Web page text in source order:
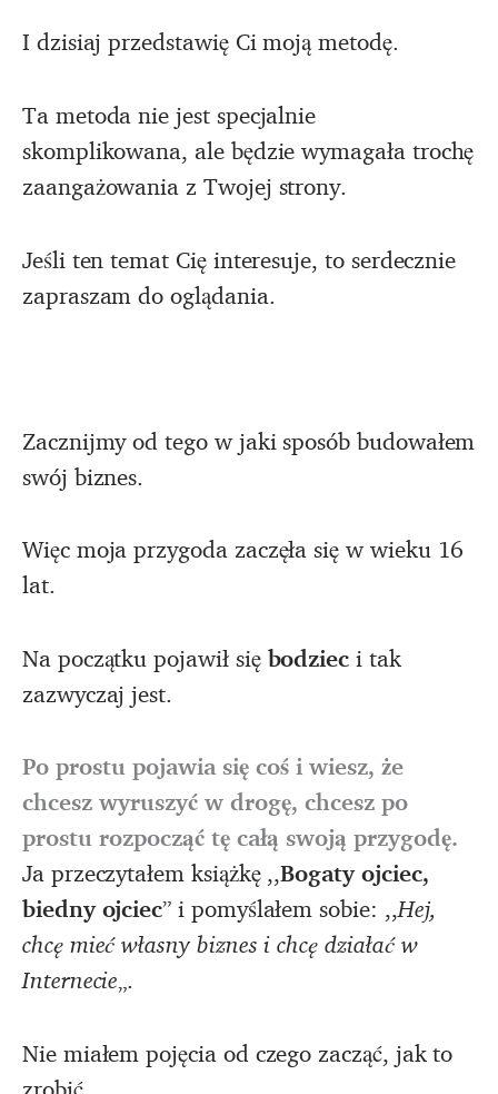
I dzisiaj przedstawię Ci moją metodę.
Ta metoda nie jest specjalnie
skomplikowana, ale będzie wymagała trochę
zaangażowania z Twojej strony.
Jeśli ten temat Cię interesuje, to serdecznie
zapraszam do oglądania.
Zacznijmy od tego w jaki sposób budowałem
swój biznes.
Więc moja przygoda zaczęła się w wieku 16
lat.
Na początku pojawił się bodziec i tak
zazwyczaj jest.
Po prostu pojawia się coś i wiesz, że
chcesz wyruszyć w drogę, chcesz po
prostu rozpocząć tę całą swoją przygodę.
Ja przeczytałem książkę ,,Bogaty ojciec,
biedny ojciec” i pomyślałem sobie: ,,Hej,
chcę mieć własny biznes i chcę działać w
Internecie„.
Nie miałem pojęcia od czego zacząć, jak to